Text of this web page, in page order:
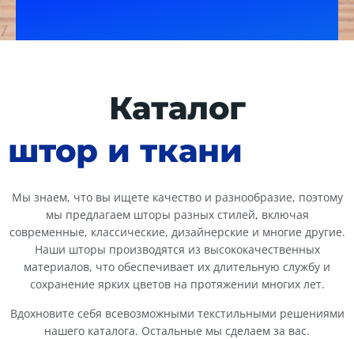
Каталог
штор и ткани
Мы знаем, что вы ищете качество и разнообразие, поэтому
мы предлагаем шторы разных стилей, включая
современные, классические, дизайнерские и многие другие.
Наши шторы производятся из высококачественных
материалов, что обеспечивает их длительную службу и
сохранение ярких цветов на протяжении многих лет.
Вдохновите себя всевозможными текстильными решениями
нашего каталога. Остальные мы сделаем за вас.